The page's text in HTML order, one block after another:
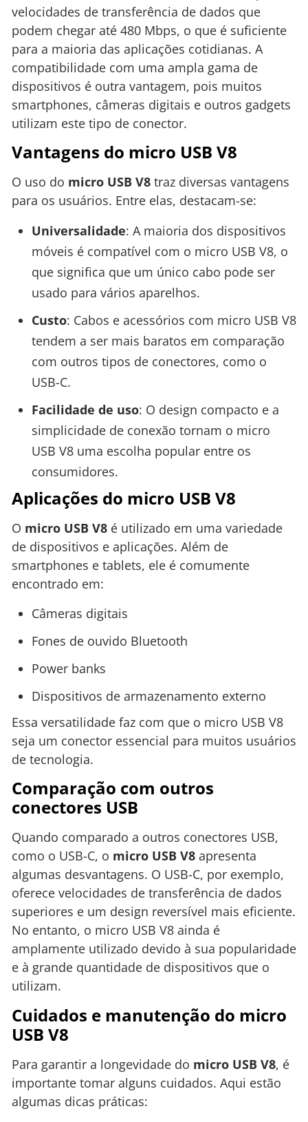
velocidades de transferência de dados que
podem chegar até 480 Mbps, o que é suficiente
para a maioria das aplicações cotidianas. A
compatibilidade com uma ampla gama de
dispositivos é outra vantagem, pois muitos
smartphones, câmeras digitais e outros gadgets
utilizam este tipo de conector.
Vantagens do micro USB V8
O uso do micro USB V8 traz diversas vantagens
para os usuários. Entre elas, destacam-se:
Universalidade: A maioria dos dispositivos
móveis é compatível com o micro USB V8, o
que significa que um único cabo pode ser
usado para vários aparelhos.
Custo: Cabos e acessórios com micro USB V8
tendem a ser mais baratos em comparação
com outros tipos de conectores, como o
USB-C.
Facilidade de uso: O design compacto e a
simplicidade de conexão tornam o micro
USB V8 uma escolha popular entre os
consumidores.
Aplicações do micro USB V8
O micro USB V8 é utilizado em uma variedade
de dispositivos e aplicações. Além de
smartphones e tablets, ele é comumente
encontrado em:
Câmeras digitais
Fones de ouvido Bluetooth
Power banks
Dispositivos de armazenamento externo
Essa versatilidade faz com que o micro USB V8
seja um conector essencial para muitos usuários
de tecnologia.
Comparação com outros
conectores USB
Quando comparado a outros conectores USB,
como o USB-C, o micro USB V8 apresenta
algumas desvantagens. O USB-C, por exemplo,
oferece velocidades de transferência de dados
superiores e um design reversível mais eficiente.
No entanto, o micro USB V8 ainda é
amplamente utilizado devido à sua popularidade
e à grande quantidade de dispositivos que o
utilizam.
Cuidados e manutenção do micro
USB V8
Para garantir a longevidade do micro USB V8, é
importante tomar alguns cuidados. Aqui estão
algumas dicas práticas: